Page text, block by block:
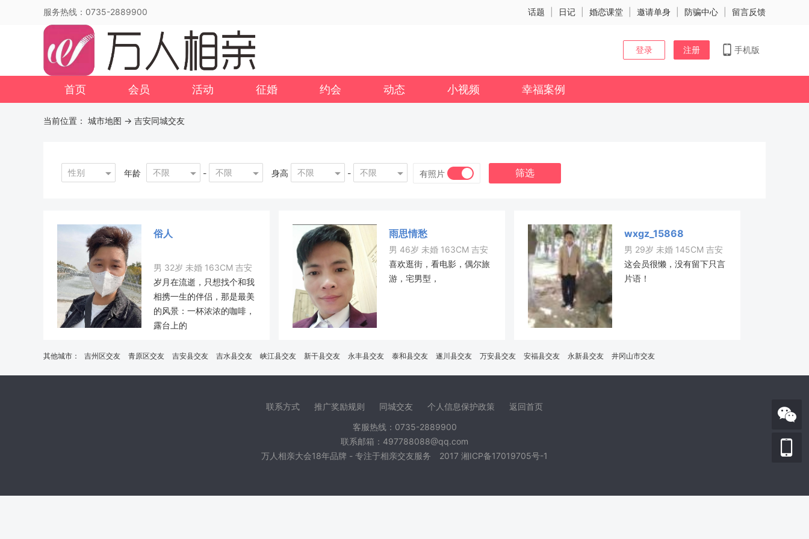
服务热线：0735-2889900 话题 日记 婚恋课堂 邀请单身 防骗中心 留言反馈
登录 注册 手机版
首页 会员 活动 征婚 约会 动态 小视频 幸福案例
当前位置： 城市地图 -> 吉安同城交友
性别 年龄 不限 - 不限 身高 不限 - 不限 有照片 筛选
俗人
男 32岁 未婚 163CM 吉安
岁月在流逝，只想找个和我
相携一生的伴侣，那是最美
的风景：一杯浓浓的咖啡，
露台上的
雨思情愁
男 46岁 未婚 163CM 吉安
喜欢逛街，看电影，偶尔旅
游，宅男型，
wxgz_15868
男 29岁 未婚 145CM 吉安
这会员很懒，没有留下只言
片语！
其他城市： 吉州区交友 青原区交友 吉安县交友 吉水县交友 峡江县交友 新干县交友 永丰县交友 泰和县交友 遂川县交友 万安县交友 安福县交友 永新县交友 井冈山市交友
联系方式 推广奖励规则 同城交友 个人信息保护政策
返回首页
客服热线：0735-2889900
联系邮箱：497788088@qq.com
万人相亲大会18年品牌 - 专注于相亲交友服务 2017 湘ICP备17019705号-1